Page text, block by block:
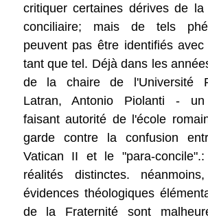
critiquer certaines dérives de
conciliaire; mais de tels
peuvent pas être identifiés
tant que tel. Déjà dans les
de la chaire de l'Université
Latran, Antonio Piolanti - un
faisant autorité de l'école
garde contre la confusion
Vatican II et le "para-
réalités distinctes.
évidences théologiques
de la Fraternité sont